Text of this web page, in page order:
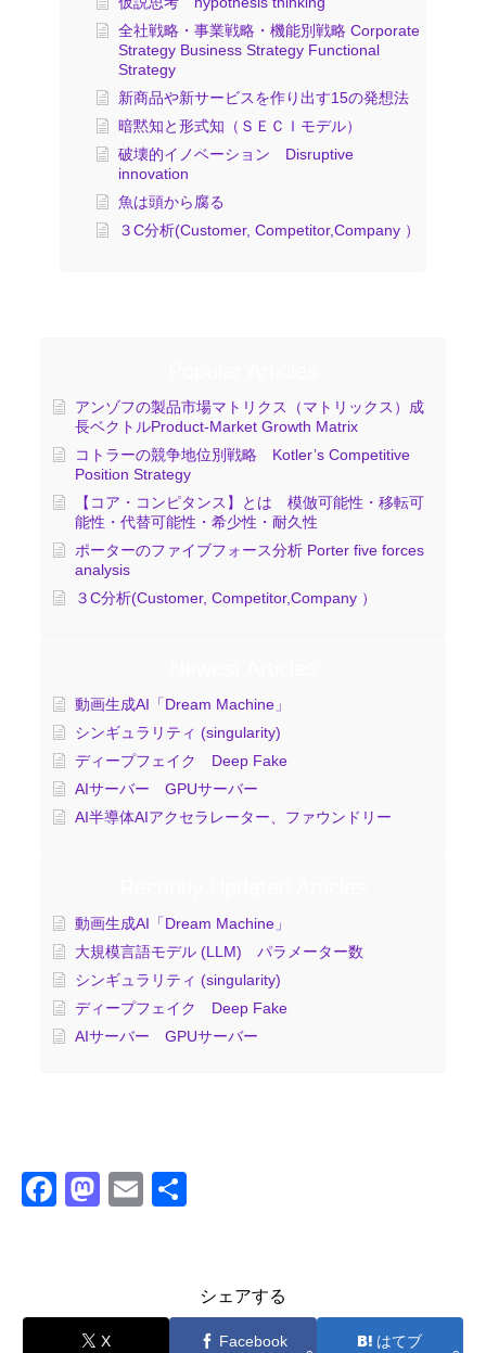
全社戦略・事業戦略・機能別戦略 Corporate
Strategy Business Strategy Functional
Strategy
新商品や新サービスを作り出す15の発想法
暗黙知と形式知（ＳＥＣＩモデル）
破壊的イノベーション Disruptive
innovation
魚は頭から腐る
３C分析(Customer, Competitor,Company ）
アンゾフの製品市場マトリクス（マトリックス）成
長ベクトルProduct-Market Growth Matrix
コトラーの競争地位別戦略 Kotler’s Competitive
Position Strategy
【コア・コンピタンス】とは 模倣可能性・移転可
能性・代替可能性・希少性・耐久性
ポーターのファイブフォース分析 Porter five forces
analysis
３C分析(Customer, Competitor,Company ）
動画生成AI「Dream Machine」
シンギュラリティ (singularity)
ディープフェイク Deep Fake
AIサーバー GPUサーバー
AI半導体AIアクセラレーター、ファウンドリー
動画生成AI「Dream Machine」
大規模言語モデル (LLM) パラメーター数
シンギュラリティ (singularity)
ディープフェイク Deep Fake
AIサーバー GPUサーバー
F
b
M
d
E
シェアする
X Facebook はてブ